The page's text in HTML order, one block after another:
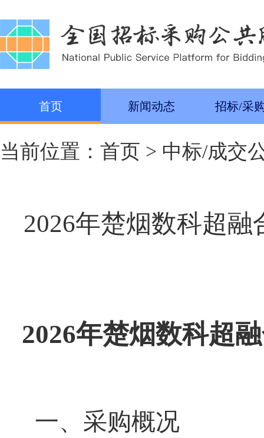
首页 新闻动态 招标/采
当前位置： 首页 > 中标/成交
2026年楚烟数科超
2026年楚烟数科超
一、 采购概况